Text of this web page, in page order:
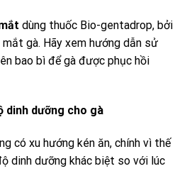
dùng thuốc Bio-gentadrop, bởi
gà. Hãy xem hướng dẫn sử
bao bì để gà được phục hồi
dinh dưỡng cho gà
có xu hướng kén ăn, chính vì thế
dinh dưỡng khác biệt so với lúc